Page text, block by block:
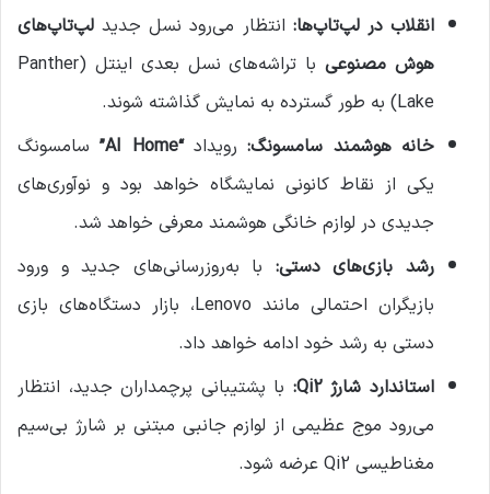
انقلاب در لپ‌تاپ‌ها: انتظار می‌رود نسل جدید لپ‌تاپ‌های
هوش مصنوعی
با تراشه‌های نسل بعدی اینتل (Panther
Lake) به طور گسترده به نمایش گذاشته شوند.
خانه هوشمند سامسونگ:رویداد“AI Home”
سامسونگ
یکی از نقاط کانونی نمایشگاه خواهد بود و نوآوری‌های
جدیدی در لوازم خانگی هوشمند معرفی خواهد شد.
رشد بازی‌های دستی: با به‌روزرسانی‌های جدید و ورود
بازیگران احتمالی مانند Lenovo، بازار دستگاه‌های بازی
دستی به رشد خود ادامه خواهد داد.
استاندارد شارژ Qi2:
با پشتیبانی پرچمداران جدید، انتظار
می‌رود موج عظیمی از لوازم جانبی مبتنی بر شارژ بی‌سیم
مغناطیسی Qi2 عرضه شود.